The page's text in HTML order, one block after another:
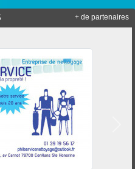
+ de partenaires